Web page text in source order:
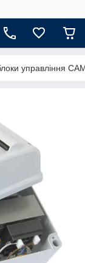
управління